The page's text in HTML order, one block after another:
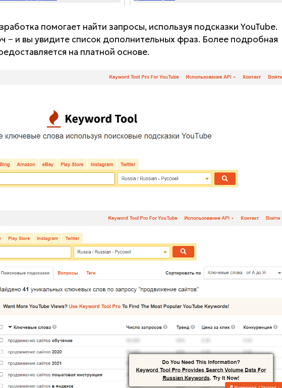
помогает найти запросы, используя подсказки YouTube.
− и вы увидите список дополнительных фраз. Более подробная
на платной основе.